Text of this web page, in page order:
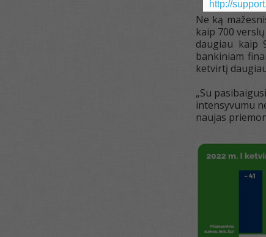
Ne ką
kaip 700
daugiau kaip
bankiniam
ketvirtį
„Su
intensyvumu
naujas
http://